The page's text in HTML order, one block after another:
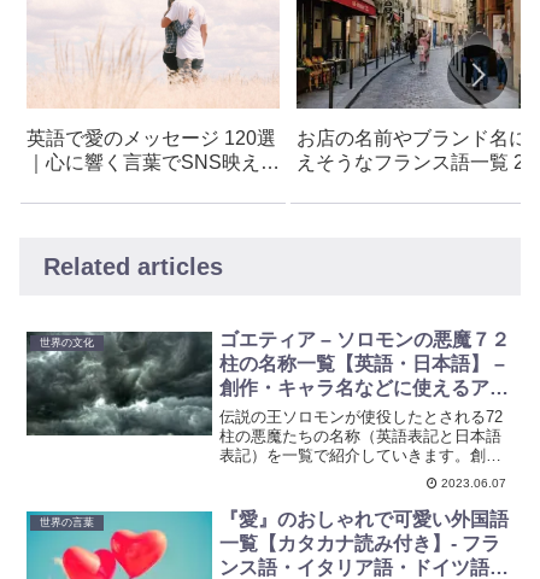
英語で愛のメッセージ 120選
｜心に響く言葉でSNS映えフ
お店の名前やブランド名に
えそうなフランス語一覧
Related articles
世界の文化
ゴエティア – ソロモンの悪魔７２
柱の名称一覧【英語・日本語】 –
創作・キャラ名などに使えるアイ
デア集
伝説の王ソロモンが使役したとされる72
柱の悪魔たちの名称（英語表記と日本語
表記）を一覧で紹介していきます。創作
やオンラインゲームなど、ネーミングの
ヒントや参考にご活用ください。
2023.06.07
世界の言葉
『愛』のおしゃれで可愛い外国語
一覧【カタカナ読み付き】- フラ
ンス語・イタリア語・ドイツ語・